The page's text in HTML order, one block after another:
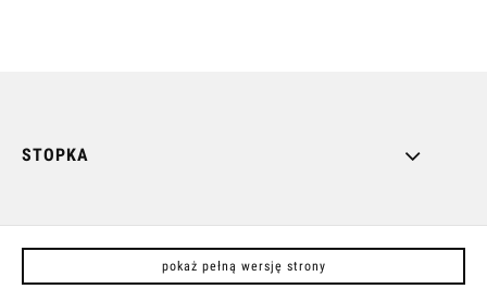
STOPKA
pokaż pełną wersję strony